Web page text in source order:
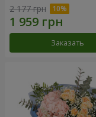
2 177 грн
Заказать